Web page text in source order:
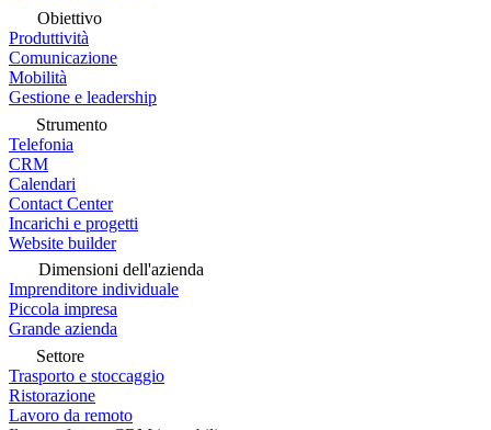
Obiettivo
Produttività
Comunicazione
Mobilità
Gestione e leadership
Strumento
Telefonia
CRM
Calendari
Contact Center
Incarichi e progetti
Website builder
Dimensioni dell'azienda
Imprenditore individuale
Piccola impresa
Grande azienda
Settore
Trasporto e stoccaggio
Ristorazione
Lavoro da remoto